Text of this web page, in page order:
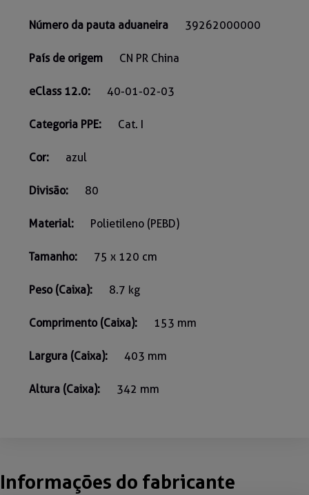
Número da pauta aduaneira 39262000000
País de origem CN PR China
eClass 12.0: 40-01-02-03
Categoria PPE: Cat. I
Cor: azul
Divisão: 80
Material: Polietileno (PEBD)
Tamanho: 75 x 120 cm
Peso (Caixa): 8.7 kg
Comprimento (Caixa): 153 mm
Largura (Caixa): 403 mm
Altura (Caixa): 342 mm
Informações do fabricante